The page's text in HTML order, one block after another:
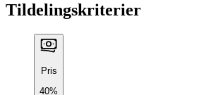
Tildelingskriterier
Pris
40%